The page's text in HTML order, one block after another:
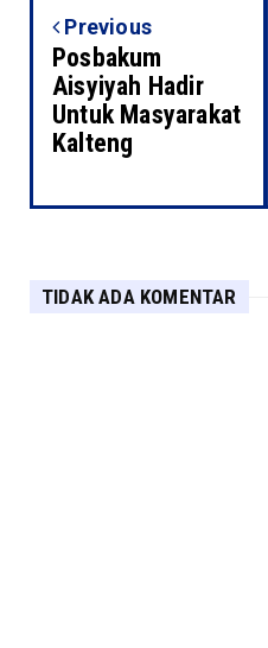
Previous
Posbakum
Aisyiyah Hadir
Untuk Masyarakat
Kalteng
TIDAK ADA KOMENTAR